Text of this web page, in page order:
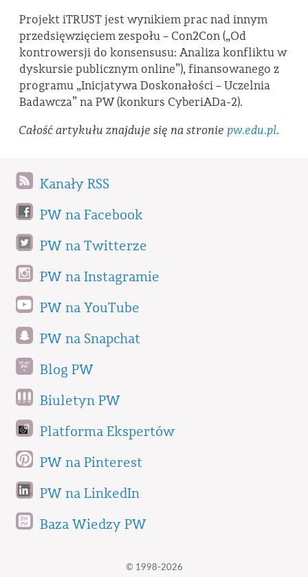
Projekt iTRUST jest wynikiem prac nad innym
przedsięwzięciem zespołu – Con2Con („Od
kontrowersji do konsensusu: Analiza konfliktu w
dyskursie publicznym online”), finansowanego z
programu „Inicjatywa Doskonałości – Uczelnia
Badawcza” na PW (konkurs CyberiADa-2).
Całość artykułu znajduje się na stroniepw.edu.pl.
Kanały RSS
PW na Facebook
PW na Twitterze
PW na Instagramie
PW na YouTube
PW na Snapchat
Blog PW
Biuletyn PW
Platforma Ekspertów
PW na Pinterest
PW na LinkedIn
Baza Wiedzy PW
© 1998-2026